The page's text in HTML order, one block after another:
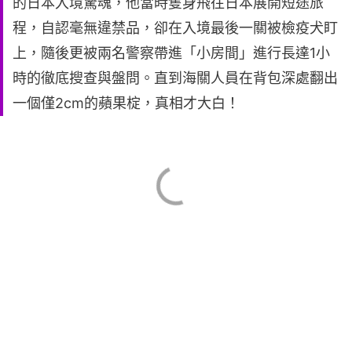
程，自認毫無違禁品，卻在入境最後一關被檢疫犬盯
上，隨後更被兩名警察帶進「小房間」進行長達1小
時的徹底搜查與盤問。直到海關人員在背包深處翻出
一個僅2cm的蘋果椗，真相才大白！